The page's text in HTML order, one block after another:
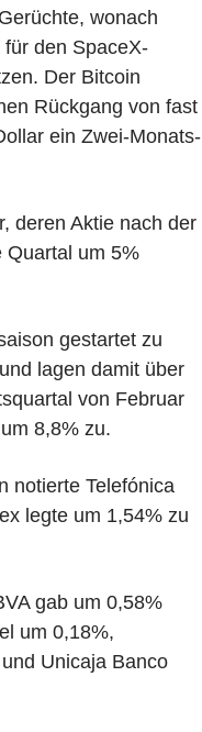
wonach
den SpaceX-
Der Bitcoin
Rückgang von fast
ein Zwei-Monats-
deren Aktie nach der
Quartal um 5%
gestartet zu
lagen damit über
von Februar
8,8% zu.
notierte Telefónica
legte um 1,54% zu
gab um 0,58%
um 0,18%,
Unicaja Banco